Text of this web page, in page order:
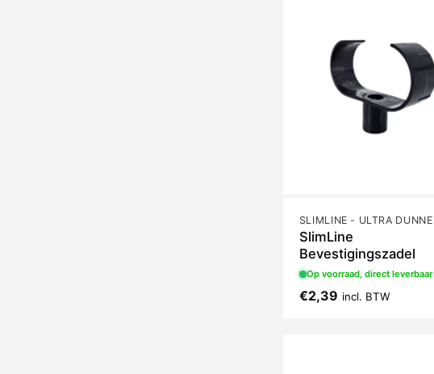
SlimLine
Bevestigingszadel
Op voorraad, direct leverbaar
€2,39 incl. BTW